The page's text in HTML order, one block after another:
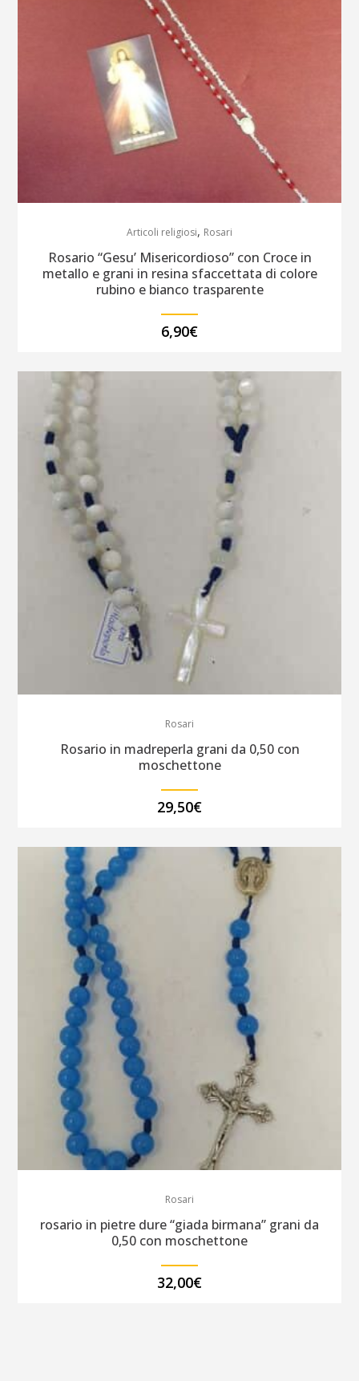
Articoli religiosi, Rosari
Rosario “Gesu’ Misericordioso” con Croce in
metallo e grani in resina sfaccettata di colore
rubino e bianco trasparente
6,90€
Rosari
Rosario in madreperla grani da 0,50 con
moschettone
29,50€
Rosari
rosario in pietre dure “giada birmana” grani da
0,50 con moschettone
32,00€